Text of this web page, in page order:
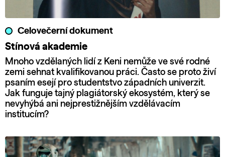
Celovečerní dokument
Stínová akademie
Mnoho vzdělaných lidí z Keni nemůže ve své rodné
zemi sehnat kvalifikovanou práci. Často se proto živí
psaním esejí pro studentstvo západních univerzit.
Jak funguje tajný plagiátorský ekosystém, který se
nevyhýbá ani nejprestižnějším vzdělávacím
institucím?